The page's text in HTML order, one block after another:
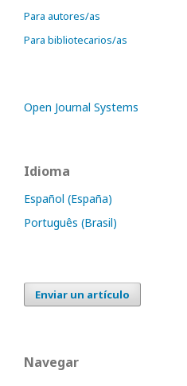
Para autores/as
Para bibliotecarios/as
Open Journal Systems
Idioma
Español (España)
Português (Brasil)
Enviar un artículo
Navegar